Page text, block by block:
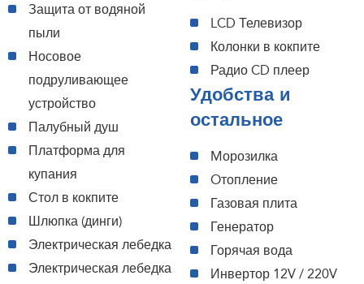
Защита от водяной
пыли
Носовое
подруливающее
устройство
Палубный душ
Платформа для
купания
Стол в кокпите
Шлюпка (динги)
Электрическая лебедка
Электрическая лебедка
LCD Телевизор
Колонки в кокпите
Радио CD плеер
Удобства и
остальное
Mорозилка
Oтопление
Газовая плита
Генератор
Горячая вода
Инвертор 12V / 220V